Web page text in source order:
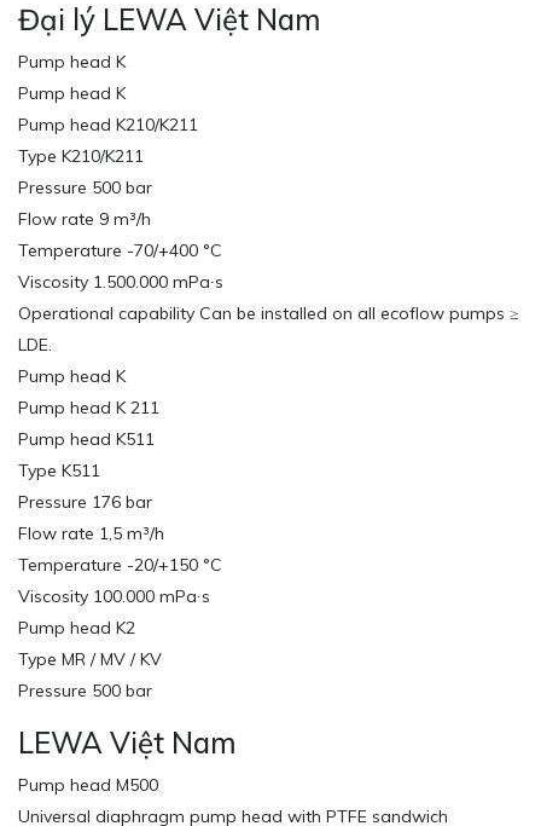
Đại lý LEWA Việt Nam
Pump head K
Pump head K
Pump head K210/K211
Type K210/K211
Pressure 500 bar
Flow rate 9 m³/h
Temperature -70/+400 °C
Viscosity 1.500.000 mPa∙s
Operational capability Can be installed on all ecoflow pumps ≥
LDE.
Pump head K
Pump head K 211
Pump head K511
Type K511
Pressure 176 bar
Flow rate 1,5 m³/h
Temperature -20/+150 °C
Viscosity 100.000 mPa∙s
Pump head K2
Type MR / MV / KV
Pressure 500 bar
LEWA Việt Nam
Pump head M500
Universal diaphragm pump head with PTFE sandwich